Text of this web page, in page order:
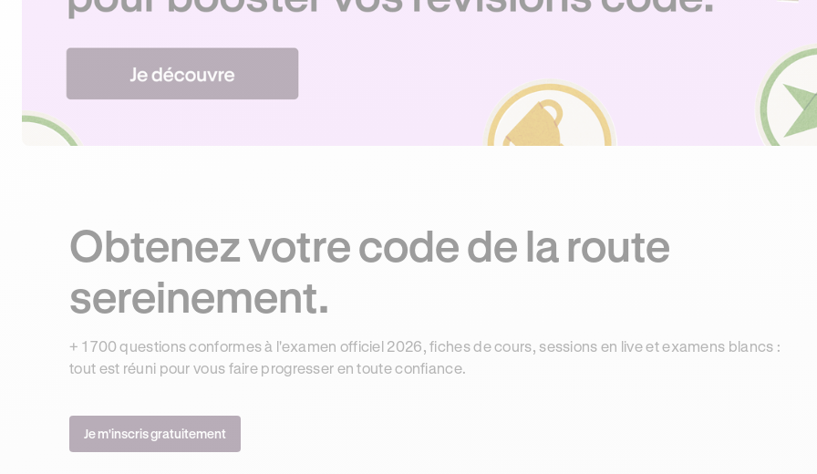
Obtenez votre code de la route
sereinement.
+ 1 700 questions conformes à l'examen officiel 2026, fiches de cours, sessions en live et examens blancs :
tout est réuni pour vous faire progresser en toute confiance.
Je m'inscris gratuitement